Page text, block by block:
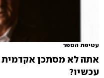
עטיפת הספר
אתה לא מסתכן
עכשיו?